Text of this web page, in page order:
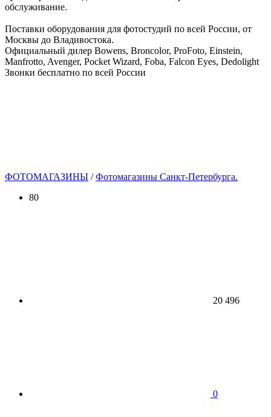
обслуживание.
Поставки оборудования для фотостудий по всей России, от
Москвы до Владивостока.
Официальный дилер Bowens, Broncolor, ProFoto, Einstein,
Manfrotto, Avenger, Pocket Wizard, Foba, Falcon Eyes, Dedolight
Звонки бесплатно по всей России
ФОТОМАГАЗИНЫ /Фотомагазины Санкт-Петербурга.
80
20 496
0